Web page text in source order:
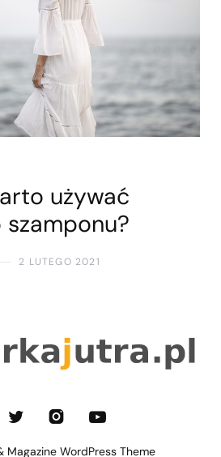
używać
2 LUTEGO 2021
Magazine WordPress Theme